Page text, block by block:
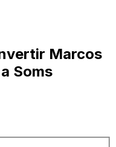
Marcos
Soms